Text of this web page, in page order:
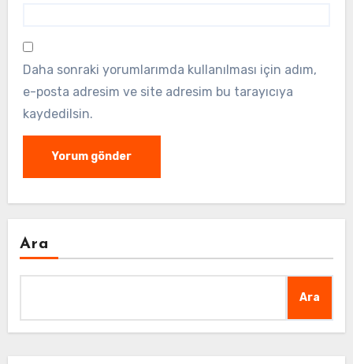
Daha sonraki yorumlarımda kullanılması için adım,
e-posta adresim ve site adresim bu tarayıcıya
kaydedilsin.
Ara
Ara